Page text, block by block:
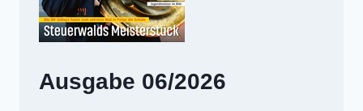
Ausgabe 06/2026